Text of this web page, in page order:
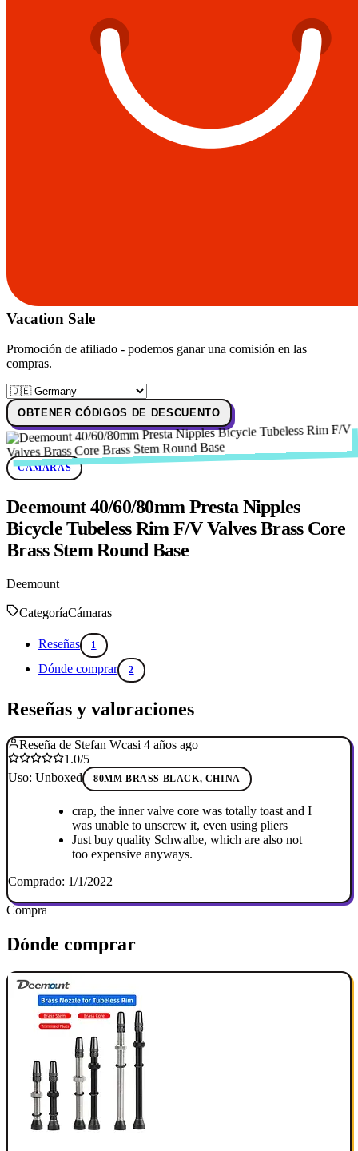
Vacation Sale
Promoción de afiliado - podemos ganar una comisión en las
compras.
OBTENER CÓDIGOS DE DESCUENTO
CÁMARAS
Deemount 40/60/80mm Presta Nipples
Bicycle Tubeless Rim F/V Valves Brass Core
Brass Stem Round Base
Deemount
CategoríaCámaras
Reseñas 1
Dónde comprar 2
Reseñas y valoraciones
Reseña de Stefan Wcasi 4 años ago
1.0/5
Uso: Unboxed
80MM BRASS BLACK, CHINA
crap, the inner valve core was totally toast and I
was unable to unscrew it, even using pliers
Just buy quality Schwalbe, which are also not
too expensive anyways.
Comprado: 1/1/2022
Compra
Dónde comprar